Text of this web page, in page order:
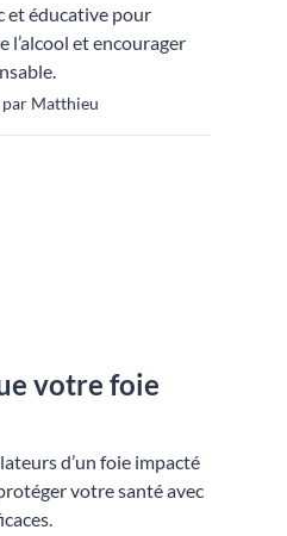
et éducative pour
l’alcool et encourager
par Matthieu
votre foie
d’un foie impacté
votre santé avec